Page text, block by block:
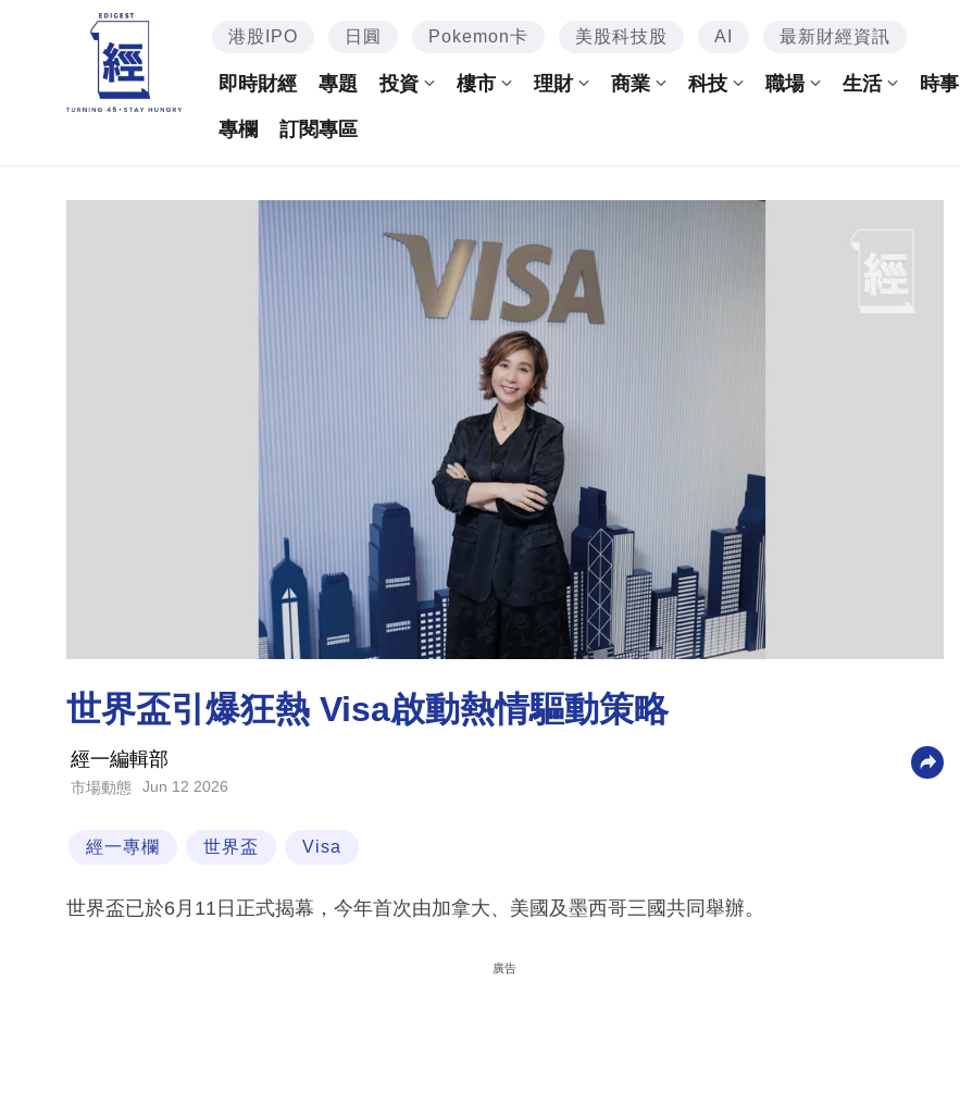
港股IPO 日圓 Pokemon卡 美股科技股 AI 最新財經資訊
即時財經 專題 投資 樓市 理財 商業 科技 職場 生活 時事
專欄 訂閱專區
世界盃引爆狂熱 Visa啟動熱情驅動策略
經一編輯部
市場動態 Jun 12 2026
經一專欄 世界盃 Visa
世界盃已於6月11日正式揭幕，今年首次由加拿大、美國及墨西哥三國共同舉辦。
廣告